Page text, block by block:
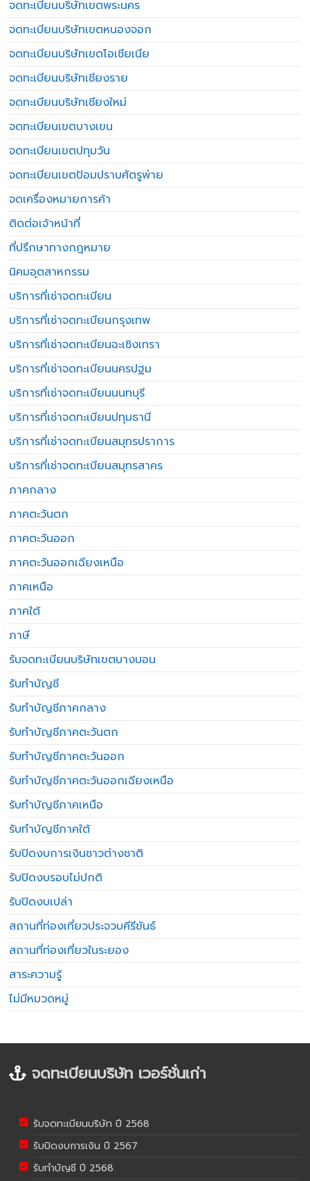
จดทะเบียนบริษัทเขตพระนคร
จดทะเบียนบริษัทเขตหนองจอก
จดทะเบียนบริษัทเขตโอเชียเนีย
จดทะเบียนบริษัทเชียงราย
จดทะเบียนบริษัทเชียงใหม่
จดทะเบียนเขตบางเขน
จดทะเบียนเขตปทุมวัน
จดทะเบียนเขตป้อมปราบศัตรูพ่าย
จดเครื่องหมายการค้า
ติดต่อเจ้าหน้าที่
ที่ปรึกษาทางกฎหมาย
นิคมอุตสาหกรรม
บริการที่เช่าจดทะเบียน
บริการที่เช่าจดทะเบียนกรุงเทพ
บริการที่เช่าจดทะเบียนฉะเชิงเทรา
บริการที่เช่าจดทะเบียนนครปฐม
บริการที่เช่าจดทะเบียนนนทบุรี
บริการที่เช่าจดทะเบียนปทุมธานี
บริการที่เช่าจดทะเบียนสมุทรปราการ
บริการที่เช่าจดทะเบียนสมุทรสาคร
ภาคกลาง
ภาคตะวันตก
ภาคตะวันออก
ภาคตะวันออกเฉียงเหนือ
ภาคเหนือ
ภาคใต้
ภาษี
รับจดทะเบียนบริษัทเขตบางบอน
รับทำบัญชี
รับทำบัญชีภาคกลาง
รับทำบัญชีภาคตะวันตก
รับทำบัญชีภาคตะวันออก
รับทำบัญชีภาคตะวันออกเฉียงเหนือ
รับทำบัญชีภาคเหนือ
รับทำบัญชีภาคใต้
รับปิดงบการเงินชาวต่างชาติ
รับปิดงบรอบไม่ปกติ
รับปิดงบเปล่า
สถานที่ท่องเที่ยวประจวบคีรีขันธ์
สถานที่ท่องเที่ยวในระยอง
สาระความรู้
ไม่มีหมวดหมู่
จดทะเบียนบริษัท เวอร์ชั่นเก่า
รับจดทะเบียนบริษัท ปี 2568
รับปิดงบการเงิน ปี 2567
รับทำบัญชี ปี 2568